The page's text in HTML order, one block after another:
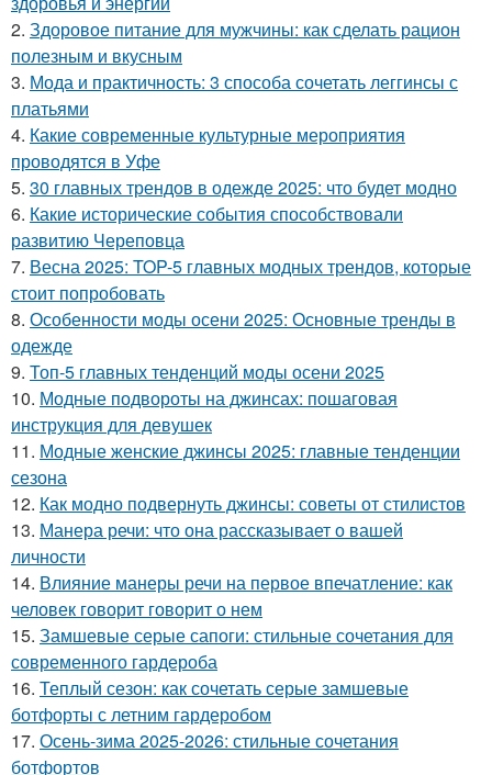
2. Здоровое питание для мужчины: как сделать рацион
полезным и вкусным
3. Мода и практичность: 3 способа сочетать леггинсы с
платьями
4. Какие современные культурные мероприятия
проводятся в Уфе
5. 30 главных трендов в одежде 2025: что будет модно
6. Какие исторические события способствовали
развитию Череповца
7. Весна 2025: TOP-5 главных модных трендов, которые
стоит попробовать
8. Особенности моды осени 2025: Основные тренды в
одежде
9. Топ-5 главных тенденций моды осени 2025
10. Модные подвороты на джинсах: пошаговая
инструкция для девушек
11. Модные женские джинсы 2025: главные тенденции
сезона
12. Как модно подвернуть джинсы: советы от стилистов
13. Манера речи: что она рассказывает о вашей
личности
14. Влияние манеры речи на первое впечатление: как
человек говорит говорит о нем
15. Замшевые серые сапоги: стильные сочетания для
современного гардероба
16. Теплый сезон: как сочетать серые замшевые
ботфорты с летним гардеробом
17. Осень-зима 2025-2026: стильные сочетания
ботфортов